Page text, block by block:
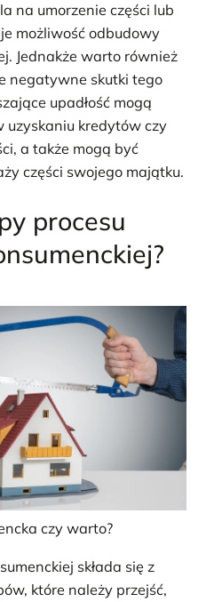
na umorzenie części lub
możliwość odbudowy
Jednakże warto również
negatywne skutki tego
upadłość mogą
uzyskaniu kredytów czy
a także mogą być
części swojego majątku.
procesu
czy warto?
składa się z
które należy przejść,